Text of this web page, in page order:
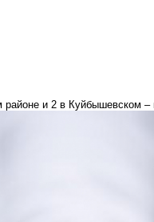
районе и 2 в Куйбышевском